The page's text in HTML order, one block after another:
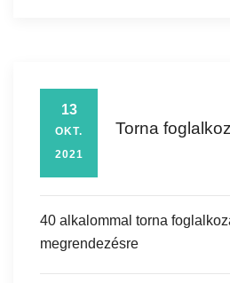
13
OKT.
2021
Torna
40 alkalommal torna
megrendezésre